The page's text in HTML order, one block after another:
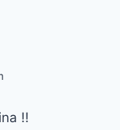
!!